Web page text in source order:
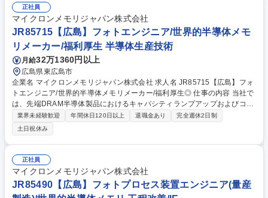
ットに対する進捗を継続的に管理・追跡■各プロジェクト／プログラムの
ビジネス価値および BIC 計画への貢献度を明確化するため、プロジェクト
チームと連携して分析・整理 ※備考へ続く 募集職種 JR79038【広島】フ
ォトエンジニア/世界的半導体メモリメーカー
正社員
マイクロンメモリジャパン株式会社
JR85715【広島】フォトエンジニア/世界的半導体メモ
リメーカー/福利厚生 半導体生産技術
月給32万1360円以上
広島県東広島市
企業名 マイクロンメモリジャパン株式会社 求人名 JR85715【広島】フォ
トエンジニア/世界的半導体メモリメーカー/福利厚生◎ 仕事の内容 当社で
は、先端DRAM半導体製品におけるキャパシティランプアップおよびコス
ト削減に向けたビジネス目標の達成に貢献いただける、意欲的なフォトエ
ンジニアを募集しています。 【詳細】■Track装置のプロセス最適化およ
び安定稼働を通じて生産性を向上させ、キャパシティ拡張とコスト効率化
推進■装置ベンダーや部品・材料メーカーと連携、技術的課題の解決に向
け革新的な技術の開発・導入■部門横断的な改善活動を牽引のため、マネ
ージャー,エンジニア,テクニシャンと密に連携、効果的なコミュニケーシ
ョンを図る■新技術の導入に際し、国内や海外の製造拠点とも連携、全社
的な技術展開に貢献する 募集職種 JR85715【広島】フォトエンジニア/世
業界未経験歓迎 年間休日120日以上 退職金あり
完全週休2日制
土日祝休み
正社員
マイクロンメモリジャパン株式会社
JR85490【広島】フォトプロセス装置エンジニア(量産